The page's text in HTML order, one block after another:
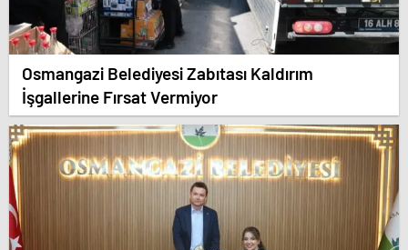
Osmangazi Belediyesi Zabıtası Kaldırım
İşgallerine Fırsat Vermiyor